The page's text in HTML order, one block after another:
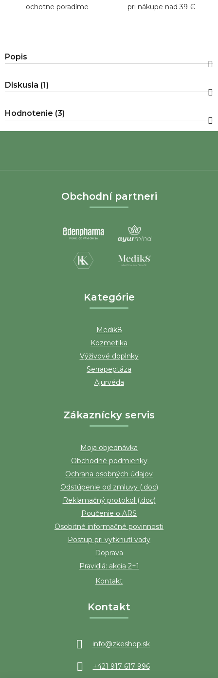
ochotne poradíme pri nákupe nad 39 €
Popis
Diskusia (1)
Hodnotenie (3)
Obchodní partneri
Kategórie
Medik8
Kozmetika
Výživové doplnky
Serrapeptáza
Ajurvéda
Zákaznícky servis
Moja objednávka
Obchodné podmienky
Ochrana osobných údajov
Odstúpenie od zmluvy (.doc)
Reklamačný protokol (.doc)
Poučenie o ARS
Osobitné informačné povinnosti
Postup pri vytknutí vady
Doprava
Pravidlá: akcia 2+1
Kontakt
Kontakt
info@zkeshop.sk
+421 917 617 996